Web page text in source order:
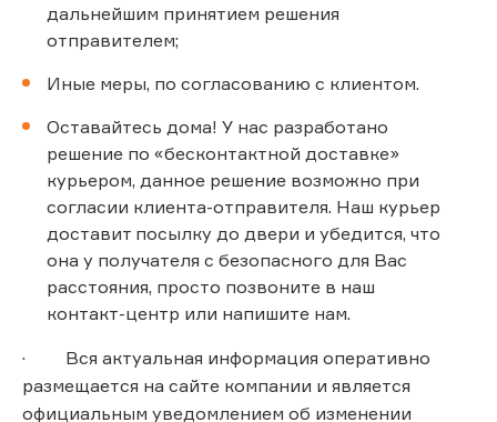
дальнейшим принятием решения
отправителем;
Иные меры, по согласованию с клиентом.
Оставайтесь дома! У нас разработано
решение по «бесконтактной доставке»
курьером, данное решение возможно при
согласии клиента-отправителя. Наш курьер
доставит посылку до двери и убедится, что
она у получателя с безопасного для Вас
расстояния, просто позвоните в наш
контакт-центр или напишите нам.
· Вся актуальная информация оперативно
размещается на сайте компании и является
официальным уведомлением об изменении